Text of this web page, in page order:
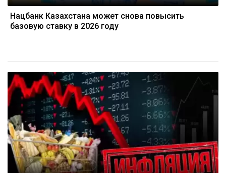
Нацбанк Казахстана может снова повысить
базовую ставку в 2026 году